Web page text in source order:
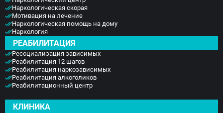
Наркологическая скорая
Мотивация на лечение
Наркологическая помощь на дому
Наркология
РЕАБИЛИТАЦИЯ
Ресоциализация зависимых
Реабилитация 12 шагов
Реабилитация наркозависимых
Реабилитация алкоголиков
Реабилитационный центр
КЛИНИКА